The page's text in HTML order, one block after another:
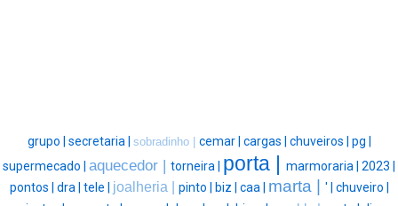
grupo | secretaria | sobradinho | cemar | cargas | chuveiros | pg |
supermecado | aquecedor | torneira | porta | marmoraria | 2023 |
pontos | dra | tele | joalheria | pinto | biz | caa | marta | ' | chuveiro |